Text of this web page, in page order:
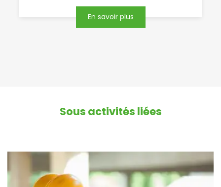
En savoir plus
Sous activités liées